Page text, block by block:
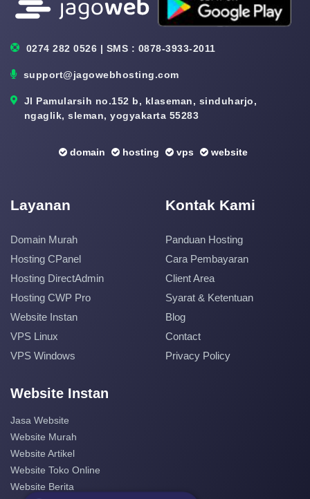
0274 282 0526 | SMS : 0878-3933-2011
support@jagowebhosting.com
Jl Pamularsih no.152 b, klaseman, sinduharjo,
ngaglik, sleman, yogyakarta 55283
domain hosting vps website
Layanan
Domain Murah
Hosting CPanel
Hosting DirectAdmin
Hosting CWP Pro
Website Instan
VPS Linux
VPS Windows
Kontak Kami
Panduan Hosting
Cara Pembayaran
Client Area
Syarat & Ketentuan
Blog
Contact
Privacy Policy
Website Instan
Jasa Website
Website Murah
Website Artikel
Website Toko Online
Website Berita